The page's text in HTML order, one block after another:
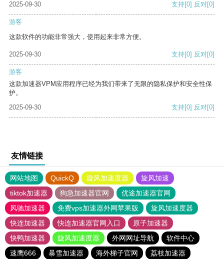
2025-09-30 支持[0] 反对[0]
游客
这款软件的功能非常强大，使用起来非常方便。
2025-09-30 支持[0] 反对[0]
游客
这款加速器VPM应用程序已经为我们带来了无限的隐私保护和安全性保
护。
2025-09-30
支持[0] 反对[0]
友情链接
网站地图 QuickQ 旋风加速度器
旋风加速
tiktok加速器
狗急加速器官网
优途加速器官网
风驰加速器
免费vps加速器外网苹果版
旋风加速度器
快连加速器
快连加速器官网入口
原子加速器
快鸭加速器
旋风加速度器 外网网址导航
软件中心
速鹰666
暴雪加速器 海外梯子官网 荔枝加速器